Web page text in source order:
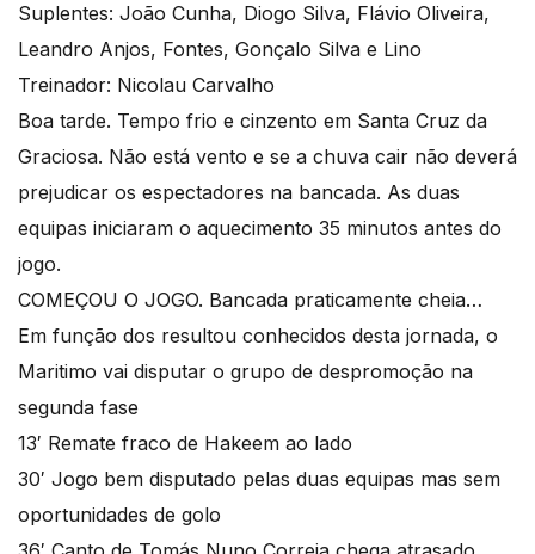
Suplentes: João Cunha, Diogo Silva, Flávio Oliveira,
Leandro Anjos, Fontes, Gonçalo Silva e Lino
Treinador: Nicolau Carvalho
Boa tarde. Tempo frio e cinzento em Santa Cruz da
Graciosa. Não está vento e se a chuva cair não deverá
prejudicar os espectadores na bancada. As duas
equipas iniciaram o aquecimento 35 minutos antes do
jogo.
COMEÇOU O JOGO. Bancada praticamente cheia…
Em função dos resultou conhecidos desta jornada, o
Maritimo vai disputar o grupo de despromoção na
segunda fase
13′ Remate fraco de Hakeem ao lado
30′ Jogo bem disputado pelas duas equipas mas sem
oportunidades de golo